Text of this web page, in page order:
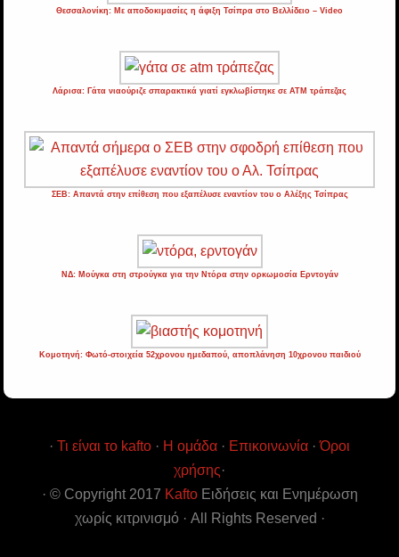
Θεσσαλονίκη: Με αποδοκιμασίες η άφιξη Τσίπρα στο Βελλίδειο – Video
Λάρισα: Γάτα νιαούριζε σπαρακτικά γιατί εγκλωβίστηκε σε ΑΤΜ τράπεζας
ΣΕΒ: Απαντά στην επίθεση που εξαπέλυσε εναντίον του ο Αλέξης Τσίπρας
ΝΔ: Μούγκα στη στρούγκα για την Ντόρα στην ορκωμοσία Ερντογάν
Κομοτηνή: Φωτό-στοιχεία 52χρονου ημεδαπού, αποπλάνηση 10χρονου παιδιού
· Τι είναι το kafto · Η ομάδα · Επικοινωνία ·Όροι
χρήσης·
· © Copyright 2017 KaftoΕιδήσεις και Ενημέρωση
χωρίς κιτρινισμό · All Rights Reserved ·